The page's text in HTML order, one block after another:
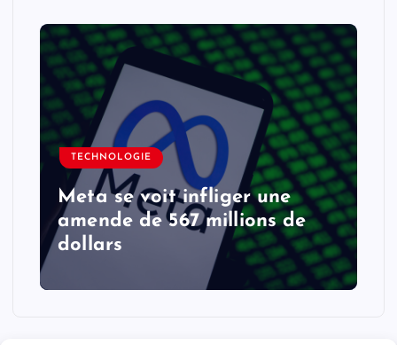
TECHNOLOGIE
Meta se voit infliger une
amende de 567 millions de
dollars